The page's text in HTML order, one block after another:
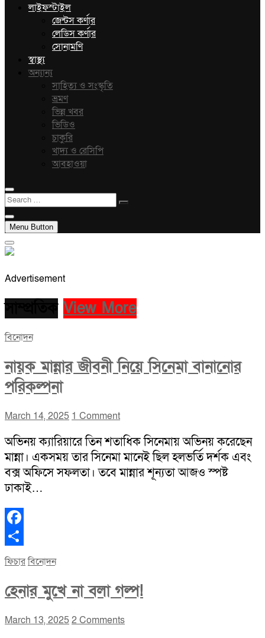
লাইফস্টাইল
জেন্টস কর্ণার
লেডিস কর্ণার
সোনামণি
স্বাস্থ্য
অন্যান্য
সাহিত্য ও সংস্কৃতি
ভ্রমণ
ভিন্ন খবর
ভিডিও
চাকুরি
খাদ্য ও রেসিপি
আবহাওয়া
Search
…
Menu Button
Advertisement
View More
বিনোদন
নায়ক মান্নার জীবনী নিয়ে সিনেমা বানানোর
পরিকল্পনা
March 14, 2025 1 Comment
অভিনয় ক্যারিয়ারে তিন শতাধিক সিনেমায় অভিনয় করেছেন
মান্না। একসময় তার সিনেমা মানেই ছিল হলভর্তি দর্শক এবং
বক্স অফিসে সফলতা। তবে মান্নার শূন্যতা আজও স্পষ্ট
ঢাকাই…
Facebook
Share
ফিচারবিনোদন
হেনার মুখে না বলা গল্প!
March 13, 20252 Comments